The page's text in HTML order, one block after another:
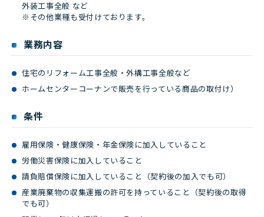
外装工事全般 など
※その他業種も受付けております。
業務内容
住宅のリフォーム工事全般・外構工事全般など
ホームセンターコーナンで販売を行っている商品の取付け）
条件
雇用保険・健康保険・年金保険に加入していること
労働災害保険に加入していること
請負賠償保険に加入していること（契約後の加入でも可）
産業廃棄物の収集運搬の許可を持っていること（契約後の取得
でも可）